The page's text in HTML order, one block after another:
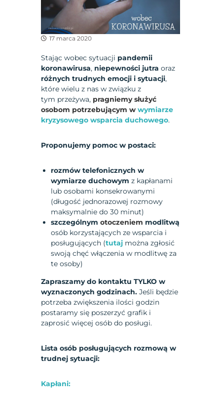
17 marca 2020
Stając wobec sytuacji pandemii
koronawirusa, niepewności jutra oraz
różnych trudnych emocji i sytuacji,
które wielu z nas w związku z
tym przeżywa, pragniemy służyć
osobom potrzebującym w wymiarze
kryzysowego wsparcia duchowego.
Proponujemy pomoc w postaci:
rozmów telefonicznych w
wymiarze duchowym z kapłanami
lub osobami konsekrowanymi
(długość jednorazowej rozmowy
maksymalnie do 30 minut)
szczególnym otoczeniem modlitwą
osób korzystających ze wsparcia i
posługujących (tutaj można zgłosić
swoją chęć włączenia w modlitwę za
te osoby)
Zapraszamy do kontaktu TYLKO w
wyznaczonych godzinach.Jeśli będzie
potrzeba zwiększenia ilości godzin
postaramy się poszerzyć grafik i
zaprosić więcej osób do posługi.
Lista osób posługujących rozmową w
trudnej sytuacji:
Kapłani: